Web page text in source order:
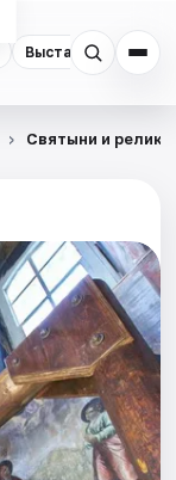
Выставки
Святыни и